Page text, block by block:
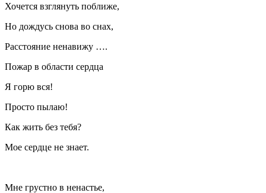
Хочется взглянуть поближе,
Но дождусь снова во снах,
Расстояние ненавижу ….
Пожар в области сердца
Я горю вся!
Просто пылаю!
Как жить без тебя?
Мое сердце не знает.
Мне грустно в ненастье,